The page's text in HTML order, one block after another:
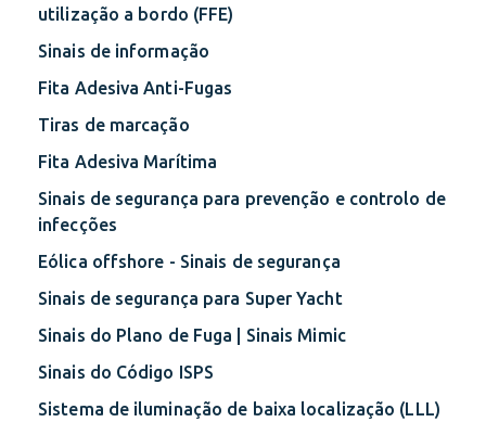
utilização a bordo (FFE)
Sinais de informação
Fita Adesiva Anti-Fugas
Tiras de marcação
Fita Adesiva Marítima
Sinais de segurança para prevenção e controlo de
infecções
Eólica offshore - Sinais de segurança
Sinais de segurança para Super Yacht
Sinais do Plano de Fuga | Sinais Mimic
Sinais do Código ISPS
Sistema de iluminação de baixa localização (LLL)